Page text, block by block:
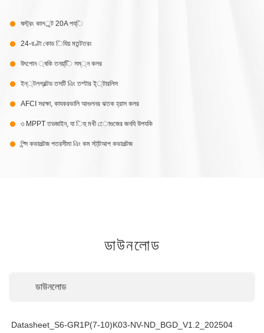
ষস্ট্রং কালর্্ট 20A পয্ি
24-রণ্টা কোড িযিয় মতন্টতরং
উৎপােন ্ষকি তনয়্িি সম্্ন কলর
ইন্্টলগ্রল্টড তসটি এিং তম্টার ই্্টারলিস
AFCI সরক্ষা, কাযকরভালি আগুলনর ঝতক হ্রাস কলর
৩ MPPT তডজাইন, যা িহু মখী োেগুজের জনযি উপযকি
প্র্সি কভালল্টজ পতরসীমা এিং কম স্টা্টআপ কভালল্টজ
ডাউনলোড
ডাউনলোড
Datasheet_S6-GR1P(7-10)K03-NV-ND_BGD_V1.2_202504